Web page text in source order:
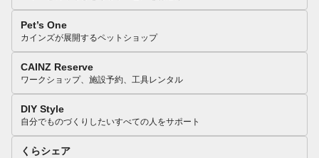
Pet’s One
カインズが展開するペットショップ
CAINZ Reserve
ワークショップ、施設予約、工具レンタル
DIY Style
自分でものづくりしたいすべての人をサポート
くらシェア